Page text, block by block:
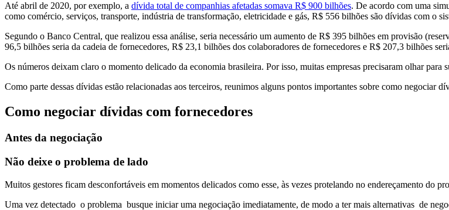
Até abril de 2020, por exemplo, a dívida total de companhias afetadas somava R$ 900 bilhões. De acordo com uma
como comércio, serviços, transporte, indústria de transformação, eletricidade e gás, R$ 556 bilhões são dívidas com o
Segundo o Banco Central, que realizou essa análise, seria necessário um aumento de R$ 395 bilhões em provisão
96,5 bilhões seria da cadeia de fornecedores, R$ 23,1 bilhões dos colaboradores de fornecedores e R$ 207,3 bilhões
Os números deixam claro o momento delicado da economia brasileira. Por isso, muitas empresas precisaram olhar para
Como parte dessas dívidas estão relacionadas aos terceiros, reunimos alguns pontos importantes sobre como negociar
Como negociar dívidas com fornecedores
Antes da negociação
Não deixe o problema de lado
Muitos gestores ficam desconfortáveis em momentos delicados como esse, às vezes protelando no endereçamento do
Uma vez detectado o problema busque iniciar uma negociação imediatamente, de modo a ter mais alternativas de